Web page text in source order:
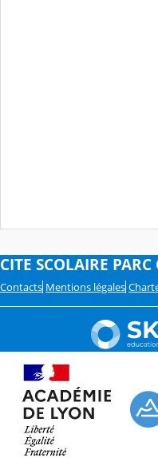
CITE SCOLAIRE
Contacts Mentions légales